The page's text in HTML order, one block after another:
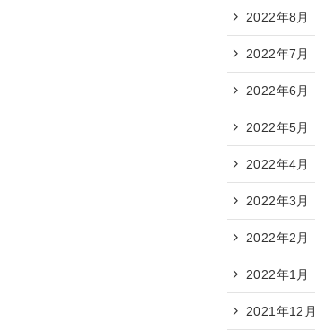
2022年8月
2022年7月
2022年6月
2022年5月
2022年4月
2022年3月
2022年2月
2022年1月
2021年12月